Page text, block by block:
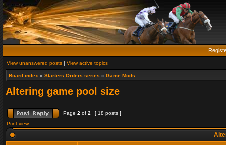
View unanswered posts | View active topics
Board index » Starters Orders series » Game Mods
Altering game pool size
Page 2 of 2
[ 18 posts ]
Print view